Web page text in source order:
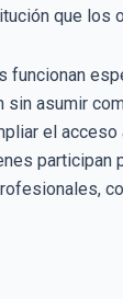
que los
sin asumir
el